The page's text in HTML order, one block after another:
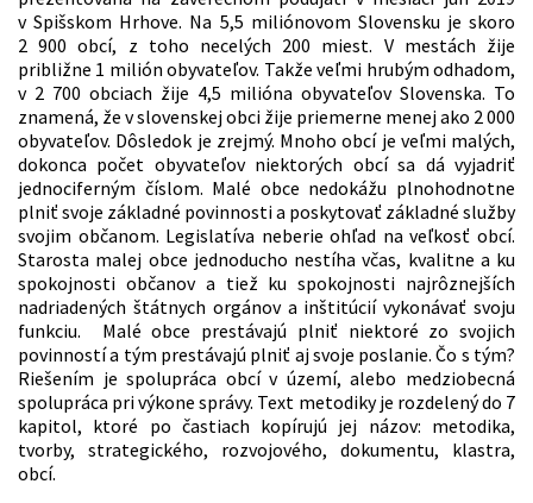
v Spišskom Hrhove. Na 5,5 miliónovom Slovensku je skoro
2 900 obcí, z toho necelých 200 miest. V mestách žije
približne 1 milión obyvateľov. Takže veľmi hrubým odhadom,
v 2 700 obciach žije 4,5 milióna obyvateľov Slovenska. To
znamená, že v slovenskej obci žije priemerne menej ako 2 000
obyvateľov. Dôsledok je zrejmý. Mnoho obcí je veľmi malých,
dokonca počet obyvateľov niektorých obcí sa dá vyjadriť
jednociferným číslom. Malé obce nedokážu plnohodnotne
plniť svoje základné povinnosti a poskytovať základné služby
svojim občanom. Legislatíva neberie ohľad na veľkosť obcí.
Starosta malej obce jednoducho nestíha včas, kvalitne a ku
spokojnosti občanov a tiež ku spokojnosti najrôznejších
nadriadených štátnych orgánov a inštitúcií vykonávať svoju
funkciu. Malé obce prestávajú plniť niektoré zo svojich
povinností a tým prestávajú plniť aj svoje poslanie. Čo s tým?
Riešením je spolupráca obcí v území, alebo medziobecná
spolupráca pri výkone správy. Text metodiky je rozdelený do 7
kapitol, ktoré po častiach kopírujú jej názov: metodika,
tvorby, strategického, rozvojového, dokumentu, klastra,
obcí.